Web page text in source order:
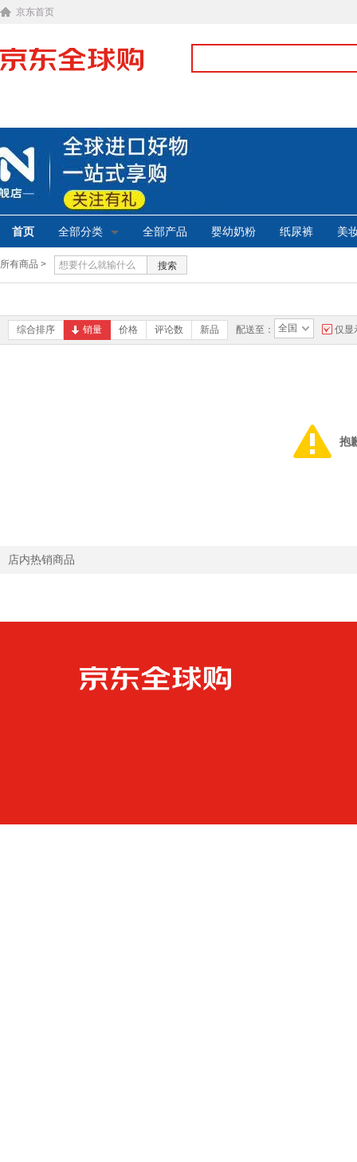
京东首页
首页 全部分类 全部产品 婴幼奶粉 纸尿裤 美
所有商品 > 搜索
综合排序 销量 价格 评论数 新品 配送至： 全国 仅显
抱
店内热销商品